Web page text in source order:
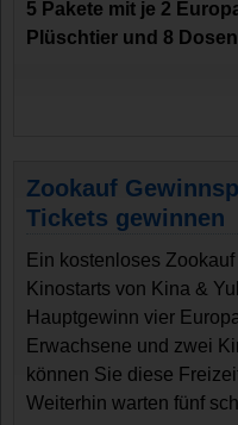
5 Pakete mit je 2
Plüschtier und 8
Zookauf
Tickets gewinnen
Ein kostenloses
Kinostarts von Kina &
Hauptgewinn vier
Erwachsene und zwei
können Sie diese
Weiterhin warten fünf